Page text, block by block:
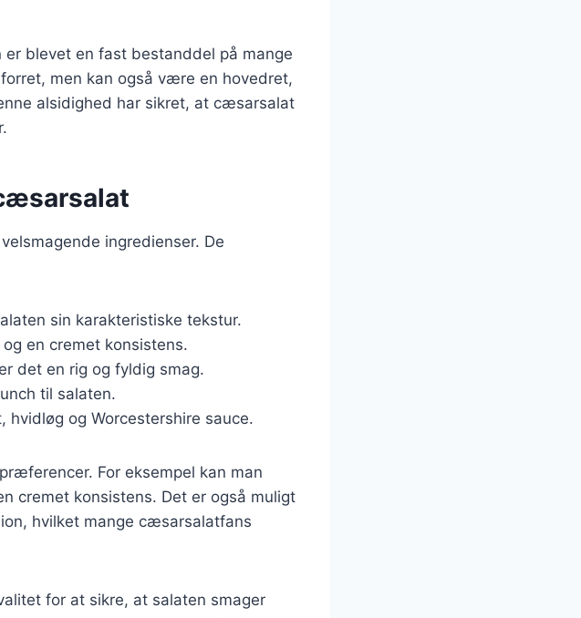
blevet en fast bestanddel på mange
men kan også være en hovedret,
alsidighed har sikret, at cæsarsalat
ingredienser. De
sin karakteristiske tekstur.
en cremet konsistens.
det en rig og fyldig smag.
til salaten.
hvidløg og Worcestershire sauce.
For eksempel kan man
cremet konsistens. Det er også muligt
hvilket mange cæsarsalatfans
for at sikre, at salaten smager